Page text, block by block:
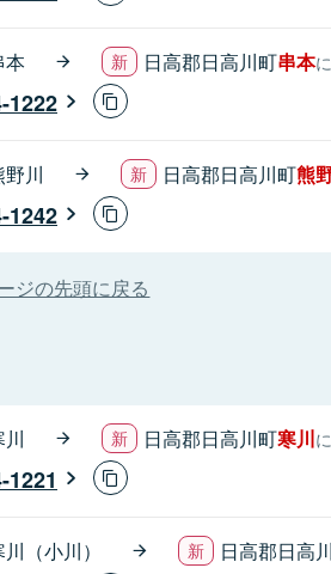
本 日高郡日高川町串本
1222
野川 日高郡日高川町熊
1242
ジの先頭に戻る
川 日高郡日高川町寒川
1221
（小川） 日高郡日高